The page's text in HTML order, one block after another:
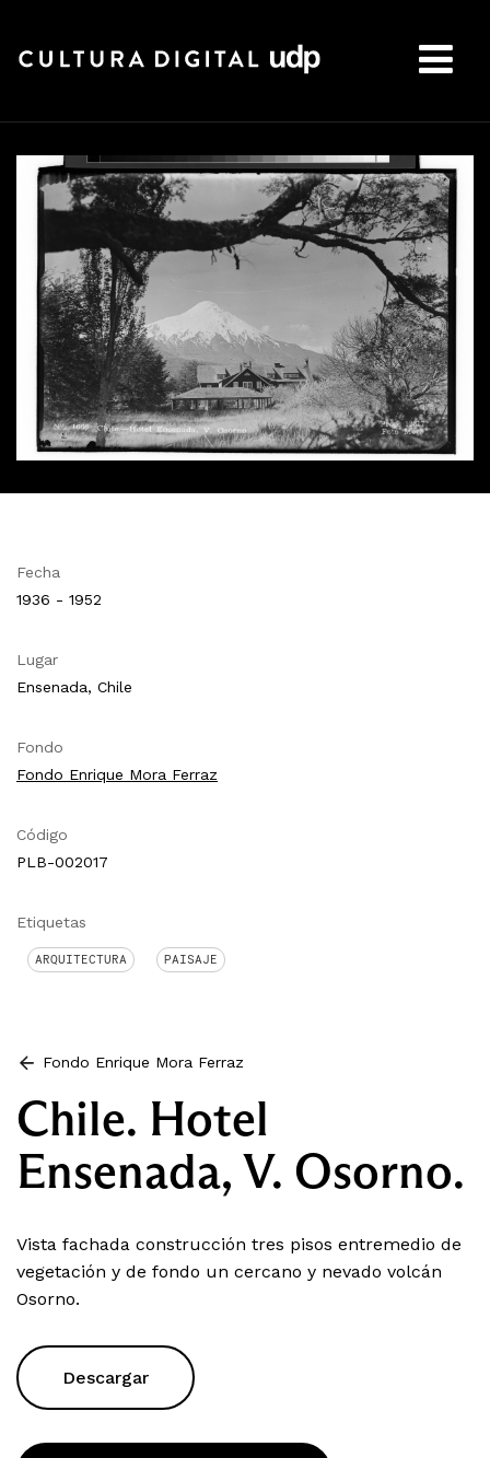
Fecha
1936 - 1952
Lugar
Ensenada, Chile
Fondo
Fondo Enrique Mora Ferraz
Código
PLB-002017
Etiquetas
ARQUITECTURA PAISAJE
Fondo Enrique Mora Ferraz
Chile. Hotel
Ensenada, V. Osorno.
Vista fachada construcción tres pisos entremedio de
vegetación y de fondo un cercano y nevado volcán
Osorno.
Descargar